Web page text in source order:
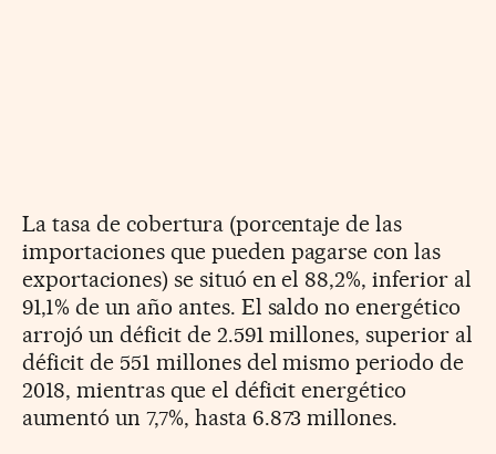
La tasa de cobertura (porcentaje de las
importaciones que pueden pagarse con las
exportaciones) se situó en el 88,2%, inferior al
91,1% de un año antes. El saldo no energético
arrojó un déficit de 2.591 millones, superior al
déficit de 551 millones del mismo periodo de
2018, mientras que el déficit energético
aumentó un 7,7%, hasta 6.873 millones.